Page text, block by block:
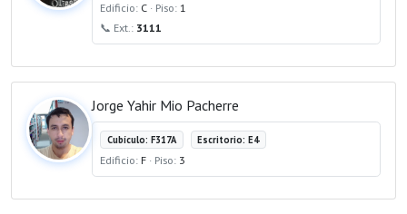
Edificio: C · Piso: 1
📞 Ext.: 3111
Jorge Yahir Mio Pacherre
Cubículo: F317A Escritorio: E4
Edificio: F · Piso: 3